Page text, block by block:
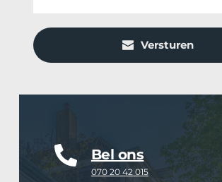
Bel ons
070 20 42 015
Versturen